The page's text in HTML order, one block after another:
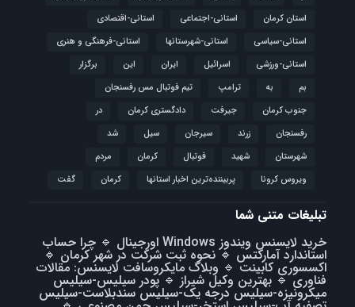
استان کرمان
استانی-اجتماعی
استانی-اقتصادی
استانی-سیاسی
استانی-شهرستانها
استانی-فرهنگی و هنری
استانی-ورزشی
اسرائیل ایران این
برگزار
بم
به ترامپ
تیم فوتبال مس رفسنجان
جنوب کرمان
جیرفت دادگستری کرمان
در
رفسنجان
زرند سیرجان سیل
شد
شهرستان
شهید فوتبال كرمان
مردم
ویروس کرونا
پربیننده‌ترین اخبار استانها کرمان گفت
تبلیغات متنی شما
خرید لایسنس ویندوز Windows اورجینال
🔹 چرا حساب
استاندارد آمارکتس 🔹نحوه ثبت شرکت در شهر کرمان 🔹
اکسسوری کابینت 🔹 وبلاگ مایکروسافت لایسنس: مقالات
فناوری🔹 بهترین وکیل شیراز 🔹پودر سیلیس-سیلیس
میکرونیزه-سیلیس درجه یک-سیلیس سندبلاست-سیلیس